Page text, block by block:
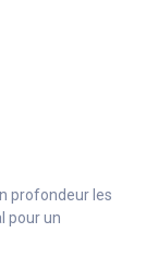
profondeur les
pour un